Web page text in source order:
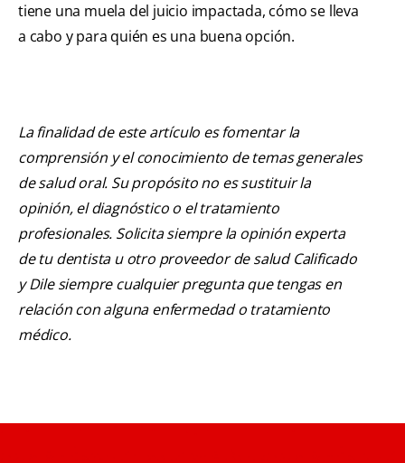
tiene una muela del juicio impactada, cómo se lleva
a cabo y para quién es una buena opción.
La finalidad de este artículo es fomentar la
comprensión y el conocimiento de temas generales
de salud oral. Su propósito no es sustituir la
opinión, el diagnóstico o el tratamiento
profesionales. Solicita siempre la opinión experta
de tu dentista u otro proveedor de salud Calificado
y Dile siempre cualquier pregunta que tengas en
relación con alguna enfermedad o tratamiento
médico.